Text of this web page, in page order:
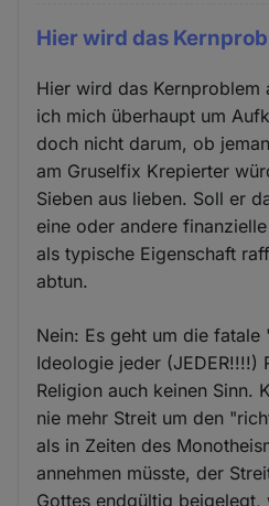
Hier wird das
Hier wird das Kernproblem
ich mich überhaupt um
doch nicht darum, ob
am Gruselfix Krepierter
Sieben aus lieben. Soll er
eine oder andere
als typische Eigenschaft
abtun.
Nein: Es geht um die
Ideologie jeder (JEDER!!!!)
Religion auch keinen Sinn.
nie mehr Streit um den
als in Zeiten des
annehmen müsste, der
Gottes endgültig beigelegt,